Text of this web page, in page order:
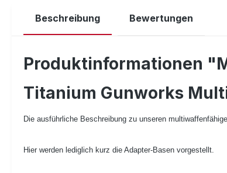
Beschreibung Bewertungen
Produktinformationen
Titanium Gunworks
Die ausführliche Beschreibung zu unseren
Hier werden lediglich kurz die Adapter-Basen vorgestellt.